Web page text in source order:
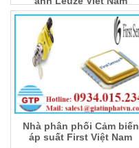
Nhà phân phối Cảm biến
áp suất First Việt Nam